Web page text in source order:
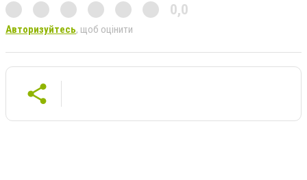
0,0
Авторизуйтесь, щоб оцінити